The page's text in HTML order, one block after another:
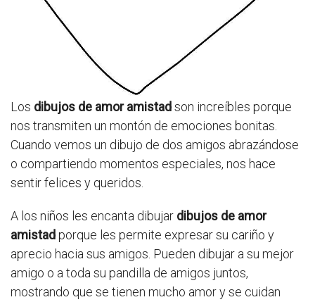
Los dibujos de amor amistadson increíbles porque
nos transmiten un montón de emociones bonitas.
Cuando vemos un dibujo de dos amigos abrazándose
o compartiendo momentos especiales, nos hace
sentir felices y queridos.
A los niños les encanta dibujar dibujos de amor
amistadporque les permite expresar su cariño y
aprecio hacia sus amigos. Pueden dibujar a su mejor
amigo o a toda su pandilla de amigos juntos,
mostrando que se tienen mucho amor y se cuidan